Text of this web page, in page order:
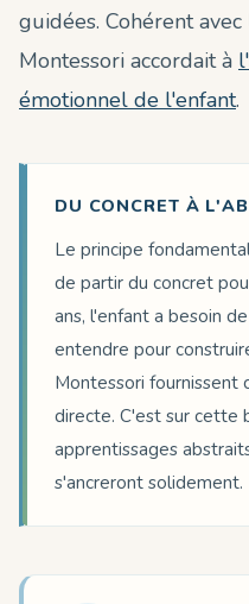
guidées. Cohérent
Montessori accordait à
émotionnel de l'enfant.
DU CONCRET À
Le principe
de partir du concret
ans, l'enfant a besoin
entendre pour
Montessori fournissent
directe. C'est sur cette
apprentissages
s'ancreront solidement.